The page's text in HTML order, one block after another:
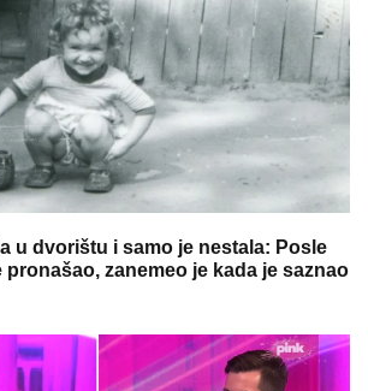
u dvorištu i samo je nestala: Posle
pronašao, zanemeo je kada je saznao